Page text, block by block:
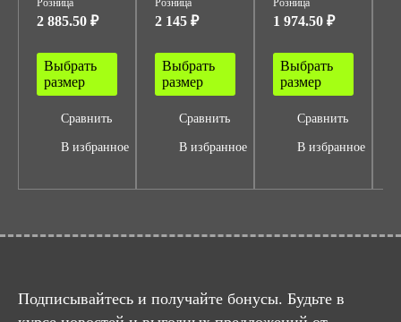
Розница
2 885.50 ₽
Выбрать
размер
Сравнить
В избранное
Розница
2 145 ₽
Выбрать
размер
Сравнить
В избранное
Розница
1 974.50 ₽
Выбрать
размер
Сравнить
В избранное
Подписывайтесь и получайте бонусы. Будьте в